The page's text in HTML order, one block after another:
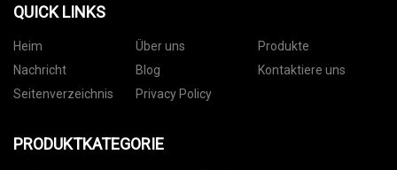
QUICK LINKS
Heim Über uns
Produkte
Nachricht
Blog
Kontaktiere uns
Seitenverzeichnis
Privacy Policy
PRODUKTKATEGORIE